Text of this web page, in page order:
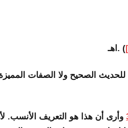
) .اهـ
الصحيح ولا الصفات
وأرى أن هذا هو التعريف الأنسب.